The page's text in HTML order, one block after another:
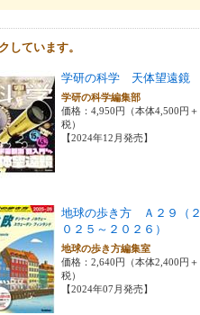
しています。
学研の科学 天体望遠鏡
学研の科学編集部
価格：4,950円（本体4,500円＋
税）
【2024年12月発売】
地球の歩き方 Ａ２９（２
０２５～２０２６）
地球の歩き方編集室
価格：2,640円（本体2,400円＋
税）
【2024年07月発売】